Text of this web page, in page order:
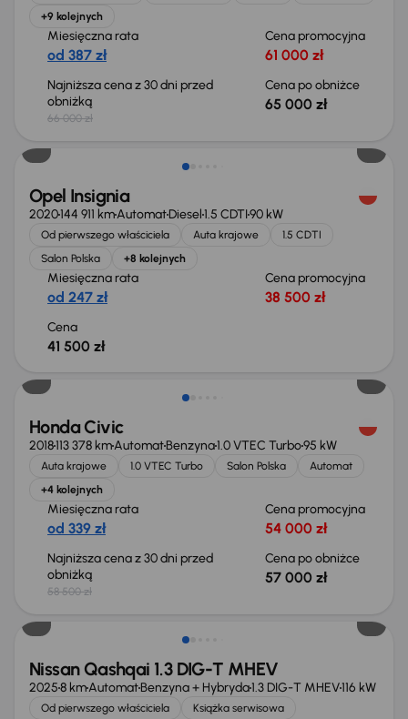
+9 kolejnych
Miesięczna rata
od 387 zł
Cena promocyjna
61 000 zł
Najniższa cena z 30 dni przed
obniżką
66 000 zł
Cena po obniżce
65 000 zł
Możliwość odliczenia VAT
Opel Insignia
2020144 911 kmAutomatDiesel1.5 CDTI90 kW
Od pierwszego właściciela Auta krajowe
1.5 CDTI
Salon Polska
+8 kolejnych
Miesięczna rata
od 247 zł
Cena promocyjna
38 500 zł
Cena
41 500 zł
Taniej o 1 500 zł
Honda Civic
2018113 378 kmAutomatBenzyna1.0 VTEC Turbo95 kW
Auta krajowe 1.0 VTEC Turbo Salon Polska
Automat
+4 kolejnych
Miesięczna rata
od 339 zł
Cena promocyjna
54 000 zł
Najniższa cena z 30 dni przed
obniżką
58 500 zł
Cena po obniżce
57 000 zł
Od nowego taniej o 36 775 zł
Nissan Qashqai 1.3 DIG-T MHEV
20258 kmAutomatBenzyna + Hybryda1.3 DIG-T MHEV116 kW
Od pierwszego właściciela
Książka serwisowa